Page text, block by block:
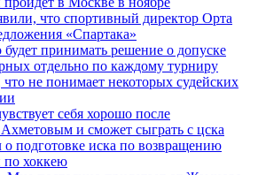
что спортивный директор Орта
«Спартака»
будет принимать решение о допуске
отдельно по каждому турниру
что не понимает некоторых судейских
себя хорошо после
и сможет сыграть с цска
о подготовке иска по возвращению
по хоккею